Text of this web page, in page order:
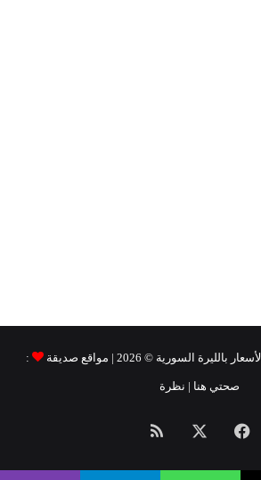
الأسعار بالليرة السورية © :
صحتي هنا | نظرة
فيسبوك
الموقع